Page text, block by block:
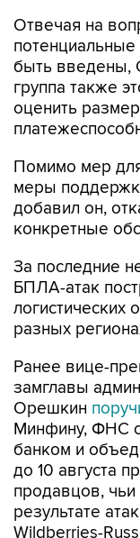
Отвечая на
быть введены,
группа также
оценить
Помимо мер
меры
добавил он,
конкретные
За последние
БПЛА-атак
логистических
разных
Ранее вице-
замглавы
Орешкин
Минфину, ФНС
банком и
до 10 августа
продавцов,
результате
Wildberries-